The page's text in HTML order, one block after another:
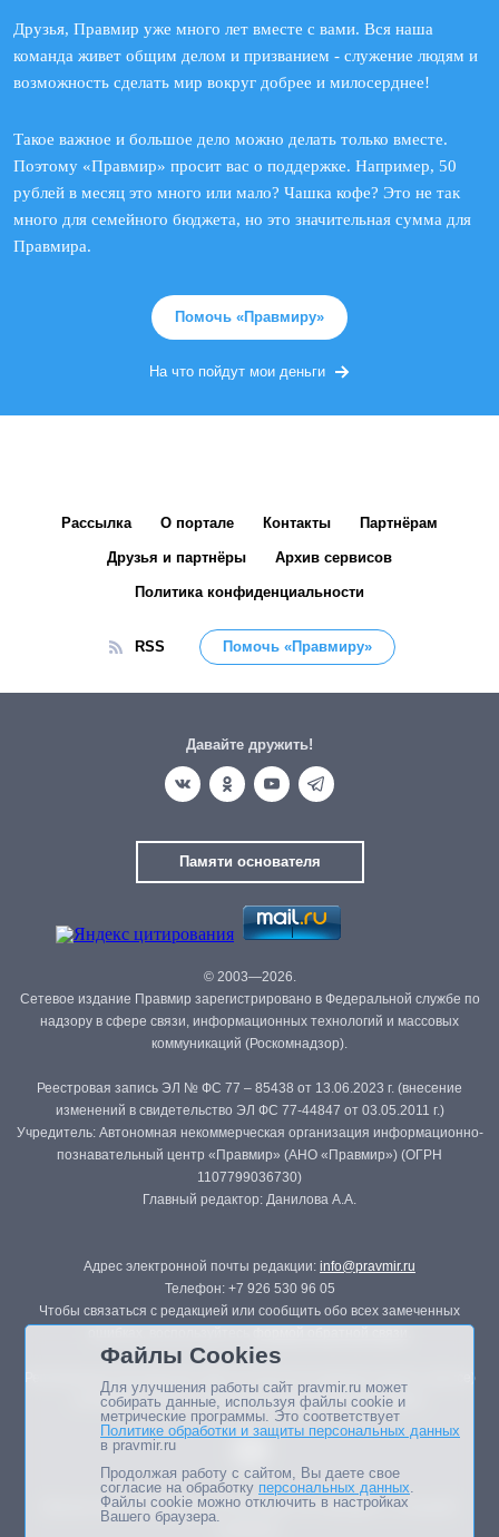
Друзья, Правмир уже много лет вместе с вами. Вся наша
команда живет общим делом и призванием - служение людям и
возможность сделать мир вокруг добрее и милосерднее!
Такое важное и большое дело можно делать только вместе.
Поэтому «Правмир» просит вас о поддержке. Например, 50
рублей в месяц это много или мало? Чашка кофе? Это не так
много для семейного бюджета, но это значительная сумма для
Правмира.
Помочь «Правмиру»
На что пойдут мои деньги
Рассылка О портале Контакты Партнёрам
Друзья и партнёры Архив сервисов
Политика конфиденциальности
RSS Помочь «Правмиру»
Давайте дружить!
Памяти основателя
© 2003—2026.
Сетевое издание Правмир зарегистрировано в Федеральной службе по
надзору в сфере связи, информационных технологий и массовых
коммуникаций (Роскомнадзор).
Реестровая запись ЭЛ № ФС 77 – 85438 от 13.06.2023 г. (внесение
изменений в свидетельство ЭЛ ФС 77-44847 от 03.05.2011 г.)
Учредитель: Автономная некоммерческая организация информационно-
познавательный центр «Правмир» (АНО «Правмир») (ОГРН
1107799036730)
Главный редактор: Данилова А.А.
Адрес электронной почты редакции: info@pravmir.ru
Телефон: +7 926 530 96 05
Чтобы связаться с редакцией или сообщить обо всех замеченных
Републикация материалов сайта в печатных изданиях (книгах, прессе)
возможна только с письменного разрешения редакции.
Мнение авторов статей портала может не совпадать с позицией
Файлы Cookies
Для улучшения работы сайт pravmir.ru может
собирать данные, используя файлы cookie и
метрические программы. Это соответствует
Политике обработки и защиты персональных данных
в pravmir.ru
Продолжая работу с сайтом, Вы даете свое
согласие на обработку персональных данных.
Файлы cookie можно отключить в настройках
Вашего браузера.